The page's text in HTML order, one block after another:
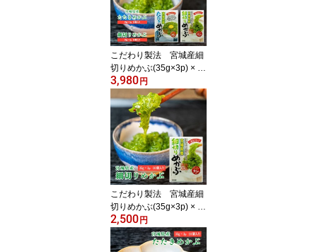
こだわり製法 宮城産細
切りめかぶ(35g×3p) × 1
0個入＋宮城産たたきめ
かぶ(35g×3p) × 10個
入 宮城産 めかぶ 丸ほ
保原商店 タレ付 三陸
産 送料無料 国産
低カロリー ミネラル
食物繊維
3,980 円
こだわり製法 宮城産細
切りめかぶ(35g×3p) × 1
0個入 丸ほ保原商店
めかぶ タレ付 三陸
産 宮城産 国産 ヘル
2,500 円